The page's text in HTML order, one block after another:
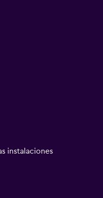
instalaciones